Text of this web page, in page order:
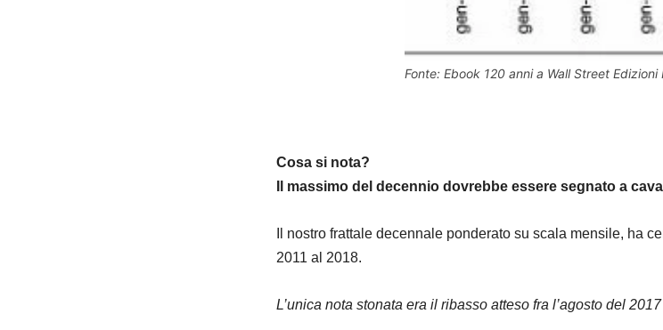
Fonte: Ebook 120 anni a Wall Street
Cosa si nota?
Il massimo del decennio dovrebbe essere segnato a
Il nostro frattale decennale ponderato su scala mensile, ha
2011 al 2018.
L’unica nota stonata era il ribasso atteso fra l’agosto del